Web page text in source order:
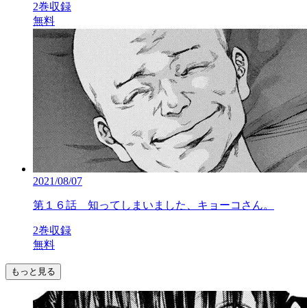
2巻収録
無料
2021/08/07
第１６話 知ってしまいました、キョーコさん。
2巻収録
無料
もっと見る